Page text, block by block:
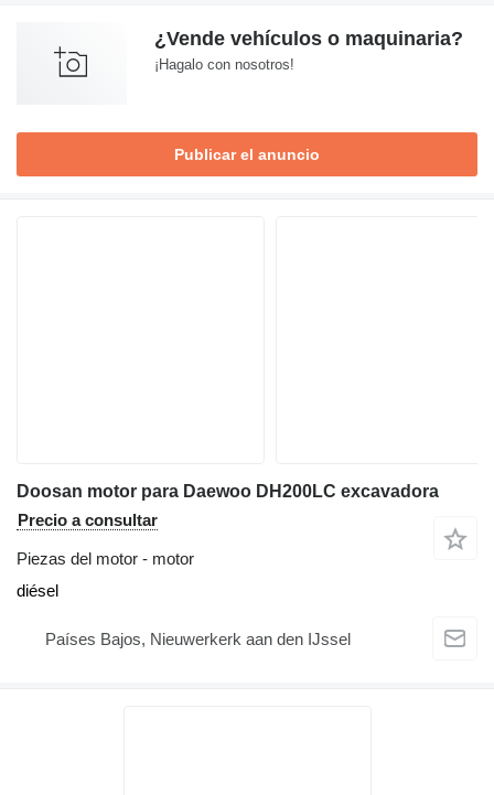
¿Vende vehículos o maquinaria?
¡Hagalo con nosotros!
Publicar el anuncio
Doosan motor para Daewoo DH200LC excavadora
Precio a consultar
Piezas del motor - motor
diésel
Países Bajos, Nieuwerkerk aan den IJssel